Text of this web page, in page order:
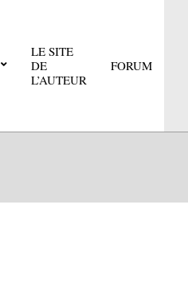
LE SITE
DE
L’AUTEUR
FORUM